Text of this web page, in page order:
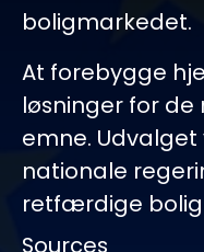
boligmarkedet.
At forebygge
løsninger for
emne.
nationale
retfærdige
Sources